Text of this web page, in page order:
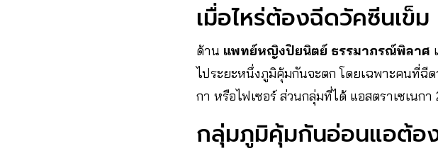
เมื่อไหร่ต้องฉีดวัคซีนเข็
ด้าน แพทย์หญิงปิยนิตย์​ ธรรมาภรณ์พิลาศ
ไประยะหนึ่งภูมิคุ้มกันจะตก โดยเฉพาะคนที่ฉีด
กา หรือไฟเซอร์ ส่วนกลุ่มที่ได้ แอสตราเซเนก
กลุ่มภูมิคุ้มกันอ่อนแอต้อ